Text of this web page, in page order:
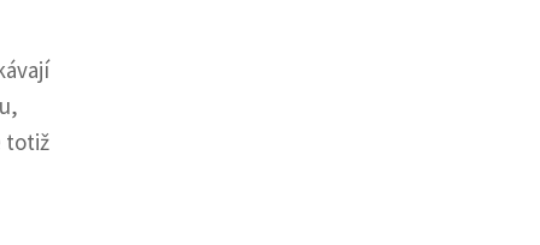
totiž